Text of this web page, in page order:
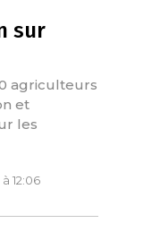
sur
agriculteurs
et
les
12:06